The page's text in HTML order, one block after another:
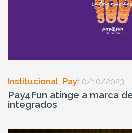
Institucional, Pay10/10/2023
Pay4Fun atinge a marca
integrados